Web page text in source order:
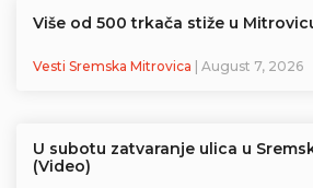
Više od 500 trkača stiže u
Vesti Sremska Mitrovica | August 7, 2026
U subotu zatvaranje ulica u
(Video)